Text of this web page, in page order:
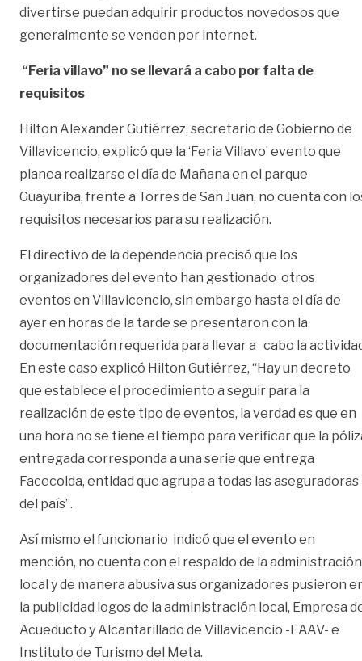
divertirse puedan adquirir productos novedosos que
generalmente se venden por internet.
“Feria villavo” no se llevará a cabo por falta de
requisitos
Hilton Alexander Gutiérrez, secretario de Gobierno de
Villavicencio, explicó que la ‘Feria Villavo’ evento que
planea realizarse el día de Mañana en el parque
Guayuriba, frente a Torres de San Juan, no cuenta con
requisitos necesarios para su realización.
El directivo de la dependencia precisó que los
organizadores del evento han gestionado otros
eventos en Villavicencio, sin embargo hasta el día de
ayer en horas de la tarde se presentaron con la
documentación requerida para llevar a cabo la
En este caso explicó Hilton Gutiérrez, “Hay un decreto
que establece el procedimiento a seguir para la
realización de este tipo de eventos, la verdad es que en
una hora no se tiene el tiempo para verificar que la
entregada corresponda a una serie que entrega
Facecolda, entidad que agrupa a todas las aseguradoras
del país”.
Así mismo el funcionario indicó que el evento en
mención, no cuenta con el respaldo de la administración
local y de manera abusiva sus organizadores pusieron
la publicidad logos de la administración local, Empresa
Acueducto y Alcantarillado de Villavicencio -EAAV- e
Instituto de Turismo del Meta.